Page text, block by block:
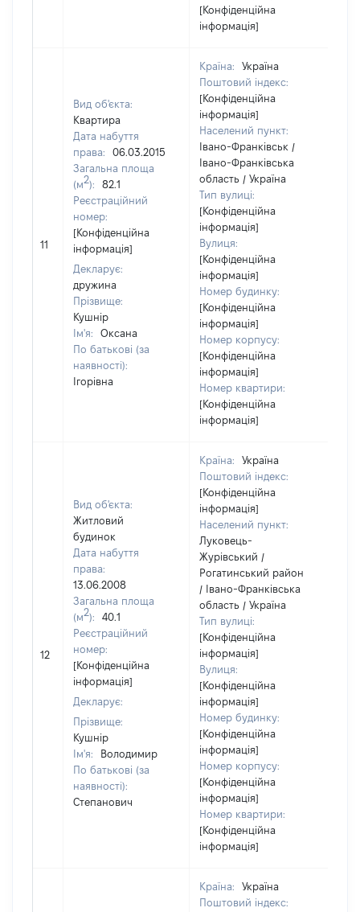
[Конфіденційна
інформація]
11
Вид об'єкта:
Квартира
Дата набуття
права:
06.03.2015
Загальна площа
(м2):
82.1
Реєстраційний
номер:
[Конфіденційна
інформація]
Декларує:
дружина
Прізвище:
Кушнір
Ім'я:
Оксана
По батькові (за
наявності):
Ігорівна
Країна:
Україна
Поштовий індекс:
[Конфіденційна
інформація]
Населений пункт:
Івано-Франківськ /
Івано-Франківська
область / Україна
Тип вулиці:
[Конфіденційна
інформація]
Вулиця:
[Конфіденційна
інформація]
Номер будинку:
[Конфіденційна
інформація]
Номер корпусу:
[Конфіденційна
інформація]
Номер квартири:
[Конфіденційна
інформація]
12
Вид об'єкта:
Житловий
будинок
Дата набуття
права:
13.06.2008
Загальна площа
(м2):
40.1
Реєстраційний
номер:
[Конфіденційна
інформація]
Декларує:
Прізвище:
Кушнір
Ім'я:
Володимир
По батькові (за
наявності):
Степанович
Країна:
Україна
Поштовий індекс:
[Конфіденційна
інформація]
Населений пункт:
Луковець-
Журівський /
Рогатинський район
/ Івано-Франківська
область / Україна
Тип вулиці:
[Конфіденційна
інформація]
Вулиця:
[Конфіденційна
інформація]
Номер будинку:
[Конфіденційна
інформація]
Номер корпусу:
[Конфіденційна
інформація]
Номер квартири:
[Конфіденційна
інформація]
Країна:
Україна
Поштовий індекс: